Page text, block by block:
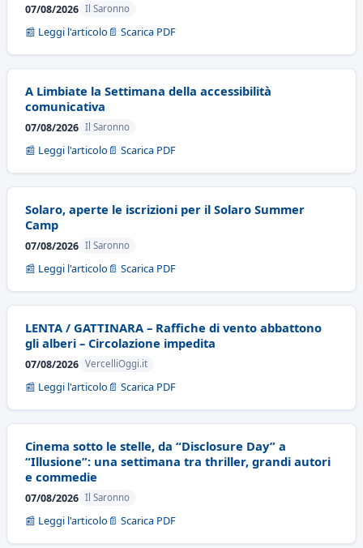
07/08/2026 Il Saronno
📰 Leggi l'articolo 📄 Scarica PDF
A Limbiate la Settimana della accessibilità
comunicativa
07/08/2026 Il Saronno
📰 Leggi l'articolo 📄 Scarica PDF
Solaro, aperte le iscrizioni per il Solaro Summer
Camp
07/08/2026 Il Saronno
📰 Leggi l'articolo 📄 Scarica PDF
LENTA / GATTINARA – Raffiche di vento abbattono
gli alberi – Circolazione impedita
07/08/2026 VercelliOggi.it
📰 Leggi l'articolo 📄 Scarica PDF
Cinema sotto le stelle, da “Disclosure Day” a
“Illusione”: una settimana tra thriller, grandi autori
e commedie
07/08/2026 Il Saronno
📰 Leggi l'articolo 📄 Scarica PDF